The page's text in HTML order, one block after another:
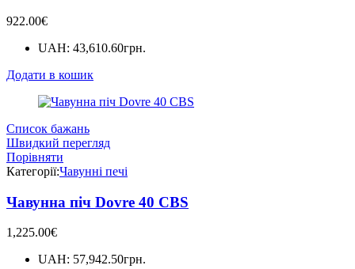
922.00€
UAH: 43,610.60грн.
Додати в кошик
Список бажань
Швидкий перегляд
Порівняти
Категорії:Чавунні печі
Чавунна піч Dovre 40 CBS
1,225.00€
UAH: 57,942.50грн.